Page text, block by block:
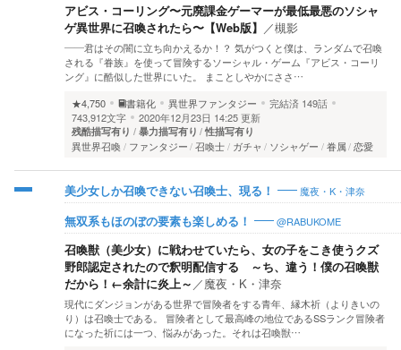
アビス・コーリング〜元廃課金ゲーマーが最低最悪のソシャ
ゲ異世界に召喚されたら〜【Web版】 ／槻影
――君はその闇に立ち向かえるか！？ 気がつくと僕は、ランダムで召喚
される『眷族』を使って冒険するソーシャル・ゲーム『アビス・コーリ
ング』に酷似した世界にいた。 まことしやかにささ…
★4,750
書籍化 異世界ファンタジー 完結済 149話
743,912文字
2020年12月23日 14:25 更新
残酷描写有り 暴力描写有り 性描写有り
異世界召喚 ファンタジー 召喚士 ガチャ ソシャゲー 眷属 恋愛
美少女しか召喚できない召喚士、現る！ 魔夜・K・津奈
無双系もほのぼの要素も楽しめる！ @RABUKOME
召喚獣（美少女）に戦わせていたら、女の子をこき使うクズ
野郎認定されたので釈明配信する ～ち、違う！僕の召喚獣
だから！←余計に炎上～ ／魔夜・K・津奈
現代にダンジョンがある世界で冒険者をする青年、縁木祈（よりきいの
り）は召喚士である。 冒険者として最高峰の地位であるSSランク冒険者
になった祈には一つ、悩みがあった。それは召喚獣…